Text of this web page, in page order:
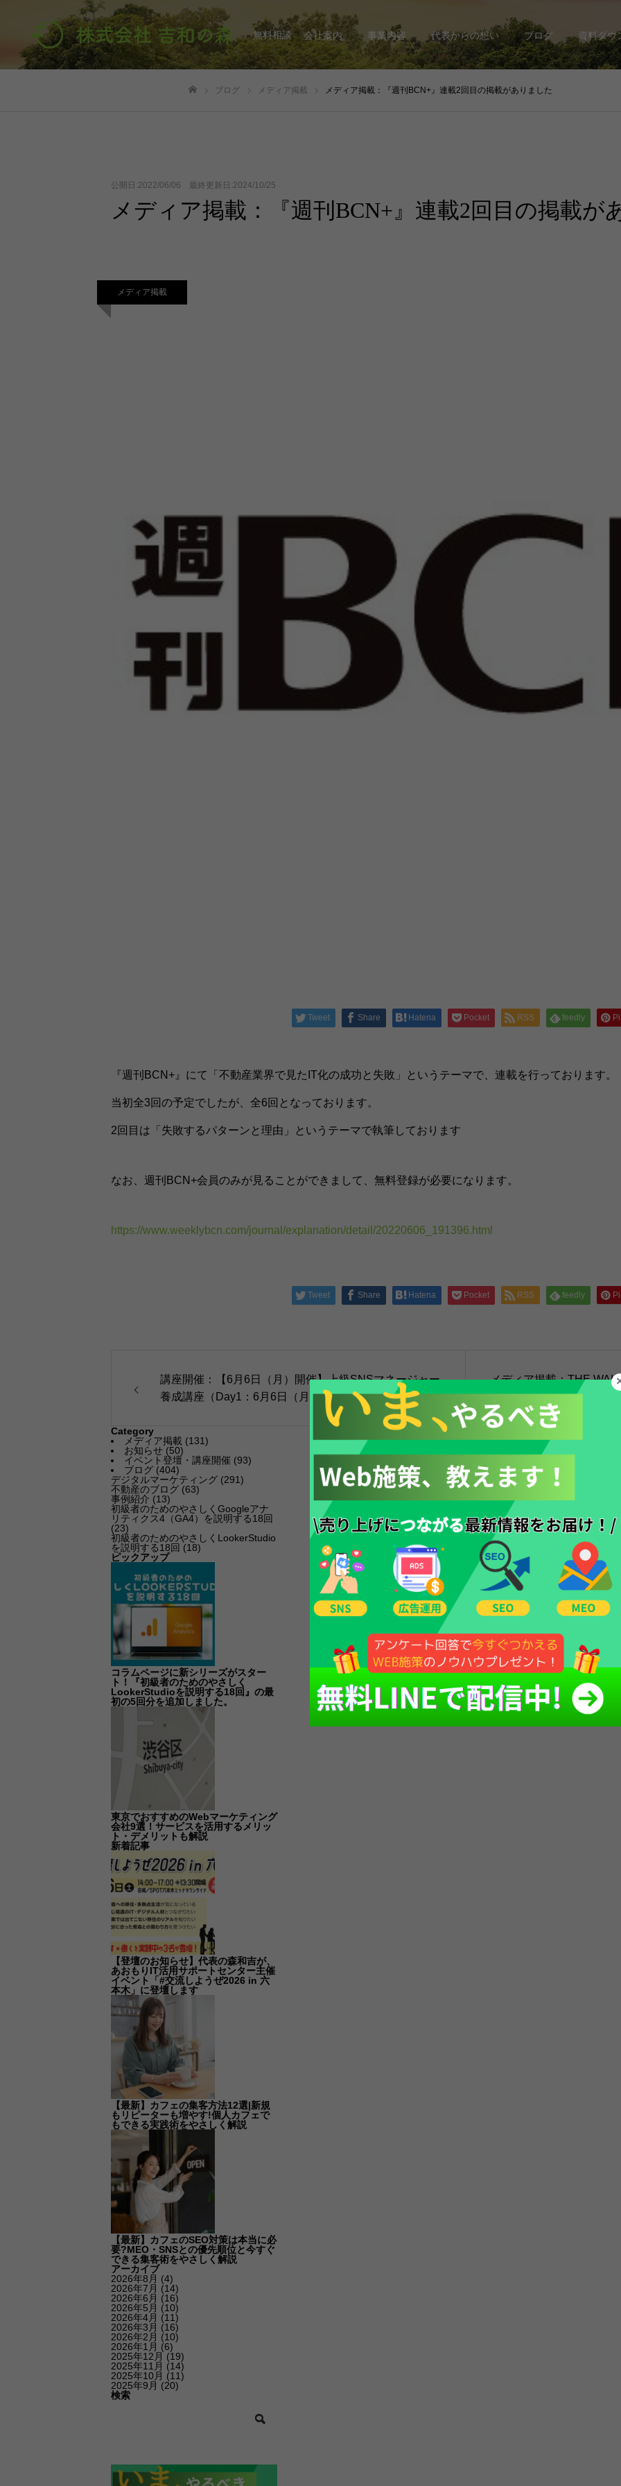
無料相談 会社案内 事業内容 代表からの想い ブログ 資料ダウ
ブログ メディア掲載 メディア掲載：『週刊BCN+』連載2回目の掲載がありました
公開日:2022/06/06 最終更新日:2024/10/25
メディア掲載：『週刊BCN+』連載2回目の掲載が
メディア掲載
Tweet Share Hatena Pocket RSS feedly
『週刊BCN+』にて「不動産業界で見たIT化の成功と失敗」というテーマで、連載を行っております。
当初全3回の予定でしたが、全6回となっております。
2回目は「失敗するパターンと理由」というテーマで執筆しております
なお、週刊BCN+会員のみが見ることができまして、無料登録が必要になります。
https://www.weeklybcn.com/journal/explanation/detail/20220606_191396.html
Tweet Share Hatena Pocket RSS feedly
講座開催：【6月6日（月）開催】上級SNSマネージャー
養成講座（Day1：6月6日（月）／Day2：6月20日
メディア掲載：THE
版）『Next Era
Category
メディア掲載 (131)
お知らせ (50)
イベント登壇・講座開催 (93)
ブログ (404)
デジタルマーケティング (291)
不動産のブログ (63)
事例紹介 (13)
初級者のためのやさしくGoogleアナ
リティクス4（GA4）を説明する18回
(23)
初級者のためのやさしくLookerStudio
を説明する18回 (18)
ピックアップ
コラムページに新シリーズがスター
ト！『初級者のためのやさしく
LookerStudioを説明する18回』の最
初の5回分を追加しました。
東京でおすすめのWebマーケティング
会社9選！サービスを活用するメリッ
ト・デメリットも解説
新着記事
【登壇のお知らせ】代表の森和吉が、
あおもりIT活用サポートセンター主催
イベント「#交流しようぜ2026 in 六
本木」に登壇します
【最新】カフェの集客方法12選|新規
もリピーターも増やす!個人カフェで
もできる実践術をやさしく解説
【最新】カフェのSEO対策は本当に必
要?MEO・SNSとの優先順位と今すぐ
できる集客術をやさしく解説
アーカイブ
2026年8月 (4)
2026年7月 (14)
2026年6月 (16)
2026年5月 (10)
2026年4月 (11)
2026年3月 (16)
2026年2月 (10)
2026年1月 (6)
2025年12月 (19)
2025年11月 (14)
2025年10月 (11)
2025年9月 (20)
検索